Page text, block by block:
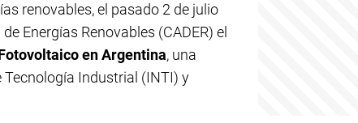
renovables, el pasado 2 de julio
Energías Renovables (CADER) el
en Argentina, una
Industrial (INTI) y